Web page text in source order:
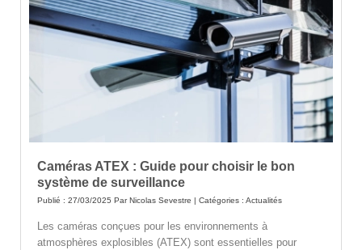
Caméras ATEX : Guide pour choisir le bon
système de surveillance
Publié : 27/03/2025 ParNicolas Sevestre | Catégories : Actualités
Les caméras conçues pour les environnements à
atmosphères explosibles (ATEX) sont essentielles pour